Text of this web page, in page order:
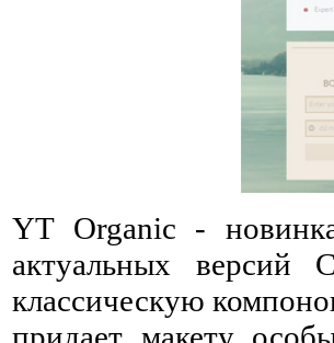
YT Organic - новинка
актуальных версий
классическую